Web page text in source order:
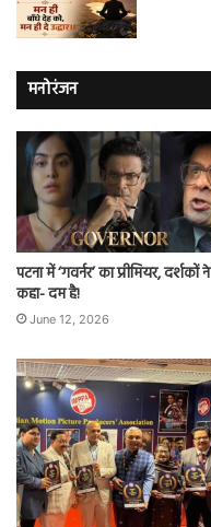
मनोरंजन
पटना में ‘गवर्नर’ का प्रीमियर, दर्शकों ने
कहा- दम है!
June 12, 2026